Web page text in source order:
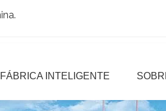
FÁBRICA INTELIGENTE